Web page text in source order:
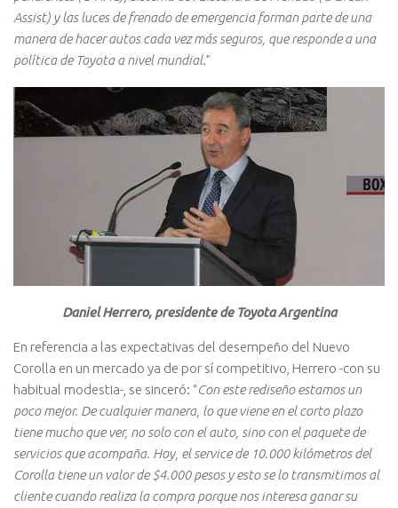
Assist) y las luces de frenado de emergencia forman parte de una
manera de hacer autos cada vez más seguros, que responde a una
política de Toyota a nivel mundial.”
Daniel Herrero, presidente de Toyota Argentina
En referencia a las expectativas del desempeño del Nuevo
Corolla en un mercado ya de por sí competitivo, Herrero -con su
habitual modestia-, se sinceró: “Con este rediseño estamos un
poco mejor. De cualquier manera, lo que viene en el corto plazo
tiene mucho que ver, no solo con el auto, sino con el paquete de
servicios que acompaña. Hoy, el service de 10.000 kilómetros del
Corolla tiene un valor de $4.000 pesos y esto se lo transmitimos al
cliente cuando realiza la compra porque nos interesa ganar su